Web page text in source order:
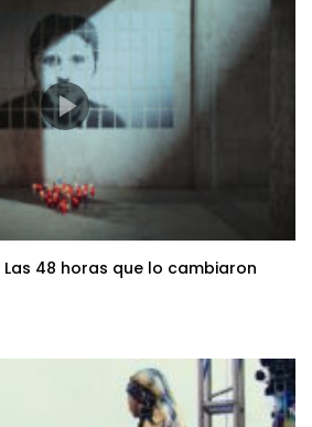
Las 48 horas que lo cambiaron